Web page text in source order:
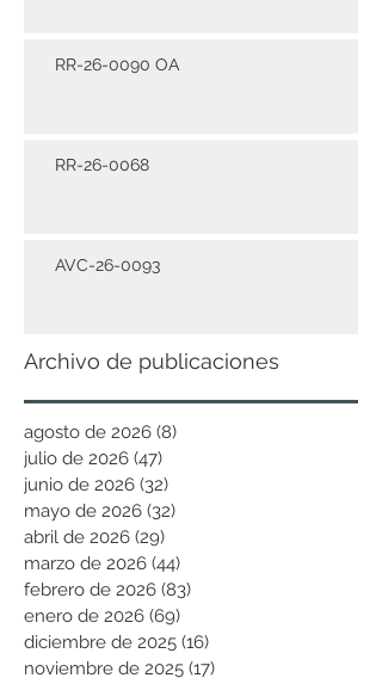
RR-26-0090 OA
RR-26-0068
AVC-26-0093
Archivo de publicaciones
agosto de 2026 (8)
julio de 2026 (47)
junio de 2026 (32)
mayo de 2026 (32)
abril de 2026 (29)
marzo de 2026 (44)
febrero de 2026 (83)
enero de 2026 (69)
diciembre de 2025 (16)
noviembre de 2025 (17)